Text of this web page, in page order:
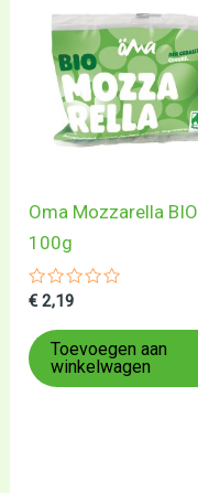
Oma Mozzarella BIO
100g
Gewaardeerd
uit
5
€ 2,19
Toevoegen aan
winkelwagen